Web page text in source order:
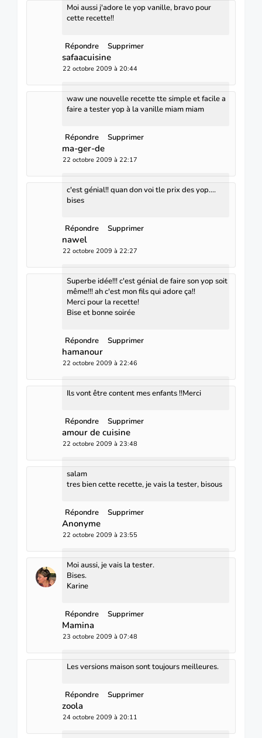
Moi aussi j'adore le yop vanille, bravo pour
cette recette!!
Répondre Supprimer
safaacuisine
22 octobre 2009 à 20:44
waw une nouvelle recette tte simple et facile a
faire a tester yop à la vanille miam miam
Répondre Supprimer
ma-ger-de
22 octobre 2009 à 22:17
c'est génial!! quan don voi tle prix des yop....
bises
Répondre Supprimer
nawel
22 octobre 2009 à 22:27
Superbe idée!!! c'est génial de faire son yop soit
même!!! ah c'est mon fils qui adore ça!!
Merci pour la recette!
Bise et bonne soirée
Répondre Supprimer
hamanour
22 octobre 2009 à 22:46
Ils vont être content mes enfants !!Merci
Répondre Supprimer
amour de cuisine
22 octobre 2009 à 23:48
salam
tres bien cette recette, je vais la tester, bisous
Répondre Supprimer
Anonyme
22 octobre 2009 à 23:55
Moi aussi, je vais la tester.
Bises.
Karine
Répondre Supprimer
Mamina
23 octobre 2009 à 07:48
Les versions maison sont toujours meilleures.
Répondre Supprimer
zoola
24 octobre 2009 à 20:11